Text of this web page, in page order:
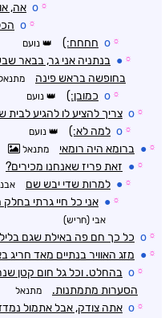
☼
o אה,
☼
o
☼
o חחחח:) נועם
☼
● בנתניה אני גר, בבאר
בחופשה בראש פינה
☼
o כמובן:) נועם
☼
o צריך להציע לו להגיע לבית
☼
o למה לא:) נועם
☼
● ברומא היה רומאי מתנאל
☼
● זאת פריז שאנחנו מכירים?
☼
● למרות שדי יבש שם
☼
● אני כל חיי גרתי
אבי (חריש)
☼
o כל כך חם פה באילת שגם
☼
● מזג האוויר בנתיים מאד חריג
☼
o בהחלט. וכל גל חום קטן
הסערות מתמתנות.
מתנאל
☼
o